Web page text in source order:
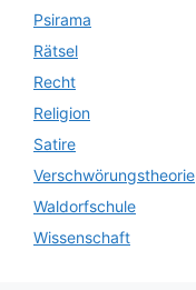
Psirama
Rätsel
Recht
Religion
Satire
Verschwörungstheorie
Waldorfschule
Wissenschaft